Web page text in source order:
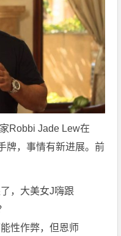
Robbi Jade Lew在
牌，事情有新进展。前
，大美女J嗨跟
性作弊，但恩师